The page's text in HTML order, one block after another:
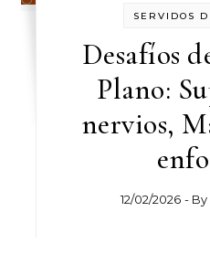
SERVIDOS
Desafíos
Plano:
nervios,
12/02/2026 - By